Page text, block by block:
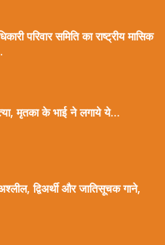
परिवार समिति का राष्ट्रीय मासिक
मृतका के भाई ने लगाये ये...
द्विअर्थी और जातिसूचक गाने,